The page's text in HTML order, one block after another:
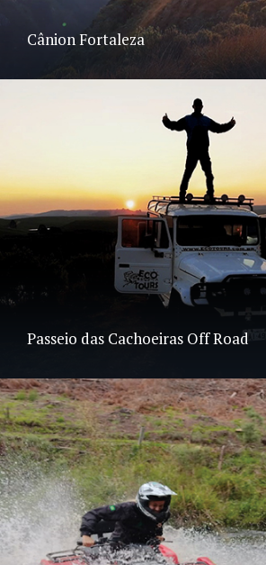
Cânion Fortaleza
Passeio das Cachoeiras Off Road